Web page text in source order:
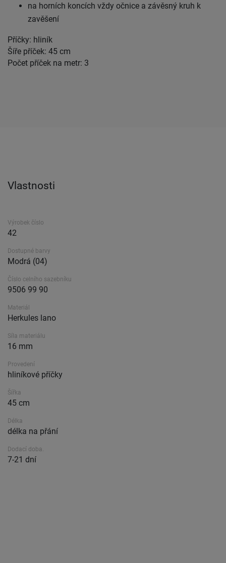
na horních koncích vždy očnice a závěsný kruh k
zavěšení
Příčky: hliník
Šíře příček: 45 cm
Počet příček na metr: 3
Vlastnosti
Výrobek číslo
42
Dostupné barvy
Modrá (04)
Číslo celního sazebníku
9506 99 90
Materiál
Herkules lano
Síla materiálu
16 mm
Provedení
hliníkové příčky
Šířka
45 cm
Délka
délka na přání
Dodací doba.
7-21 dní